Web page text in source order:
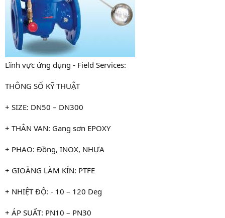
Lĩnh vực ứng dụng - Field Services:
THÔNG SỐ KỸ THUẬT
+ SIZE: DN50 – DN300
+ THÂN VAN: Gang sơn EPOXY
+ PHAO: Đồng, INOX, NHỰA
+ GIOĂNG LÀM KÍN: PTFE
+ NHIỆT ĐỘ: - 10 – 120 Deg
+ ÁP SUẤT: PN10 – PN30